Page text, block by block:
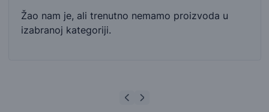
Žao nam je, ali trenutno nemamo proizvoda u
izabranoj kategoriji.